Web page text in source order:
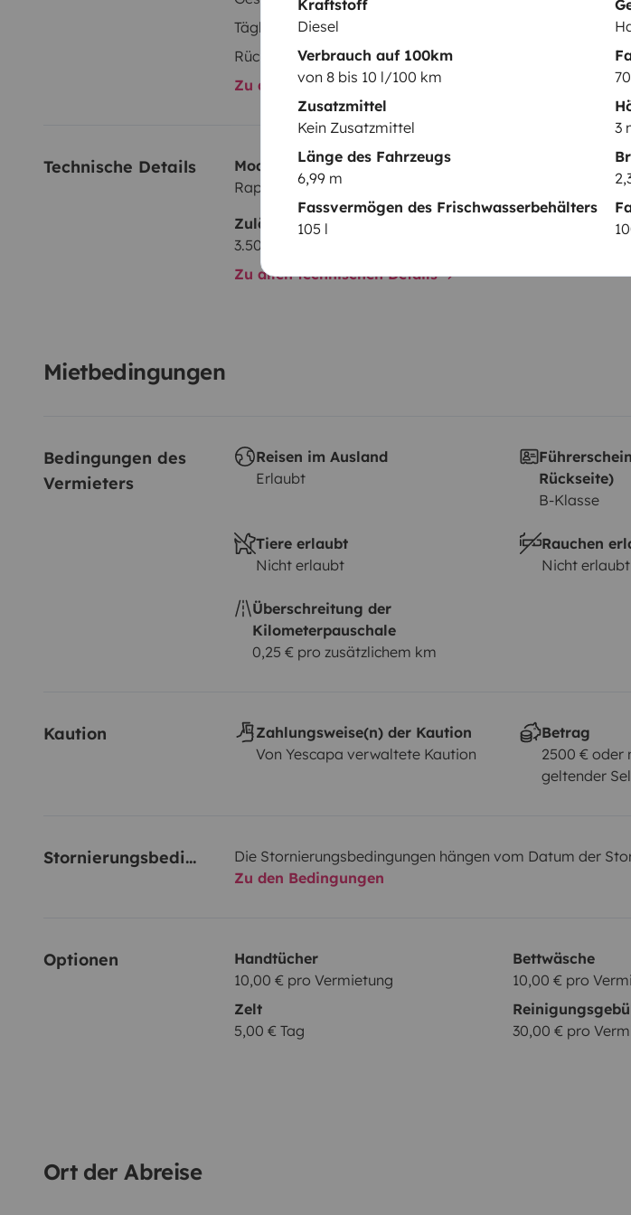
Kraftstoff
Diesel
Verbrauch auf 100km
von 8 bis 10 l/100 km
Zusatzmittel
Kein Zusatzmittel
3
Länge des Fahrzeugs
6,99 m
Fassvermögen des Frischwasserbehälters
105 l
Täglicher Bedarf
Kaffeemaschine
Rückfahrkamera
Zu allen Ausstattungselementen
Technische Details
Modell:
Rapido 783
Datum der
Zulässiges Gesamtgewicht:
3.500 kg
Zu allen technischen Details
Mietbedingungen
Bedingungen des
Vermieters
Reisen im Ausland
Erlaubt
Rückseite)
B-Klasse
Tiere erlaubt
Nicht erlaubt
Rauchen
Nicht erlaubt
Überschreitung der
Kilometerpauschale
0,25 € pro zusätzlichem km
Kaution
Zahlungsweise(n) der Kaution
Von Yescapa verwaltete Kaution
Betrag
2500 € oder
geltender
Stornierungsbedingungen
Die Stornierungsbedingungen hängen vom Datum der
Zu den Bedingungen
Optionen
Handtücher
10,00 € pro Vermietung
Bettwäsche
10,00 € pro
Zelt
5,00 € Tag
30,00 € pro
Ort der Abreise